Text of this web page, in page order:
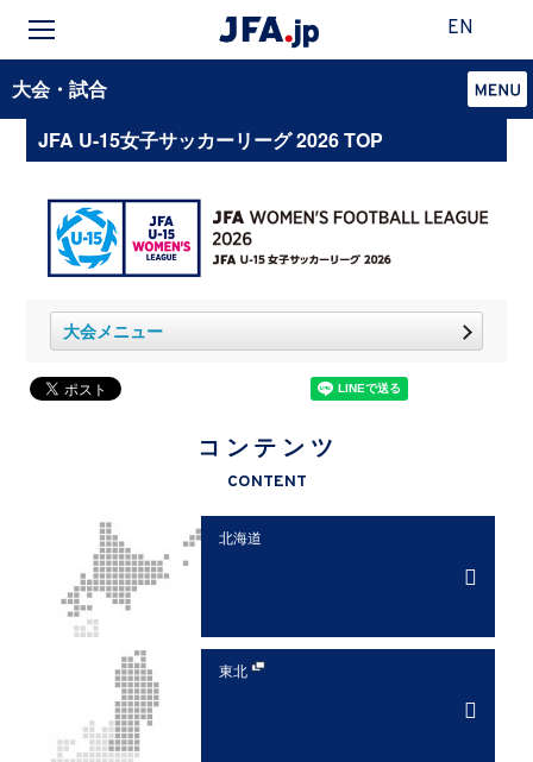
EN
大会・試合
JFA U-15女子サッカーリーグ 2026 TOP
大会メニュー
コンテンツ
CONTENT
北海道
東北